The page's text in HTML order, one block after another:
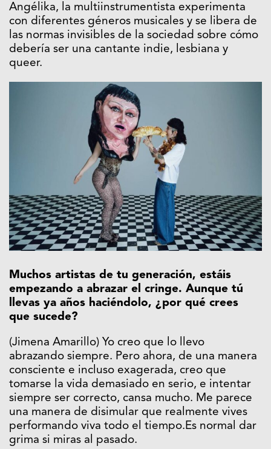
Angélika, la multiinstrumentista experimenta
con diferentes géneros musicales y se libera de
las normas invisibles de la sociedad sobre cómo
debería ser una cantante indie, lesbiana y
queer.
Muchos artistas de tu generación, estáis
empezando a abrazar el cringe. Aunque tú
llevas ya años haciéndolo, ¿por qué crees
que sucede?
(Jimena Amarillo) Yo creo que lo llevo
abrazando siempre. Pero ahora, de una manera
consciente e incluso exagerada, creo que
tomarse la vida demasiado en serio, e intentar
siempre ser correcto, cansa mucho. Me parece
una manera de disimular que realmente vives
performando viva todo el tiempo.Es normal dar
grima si miras al pasado.